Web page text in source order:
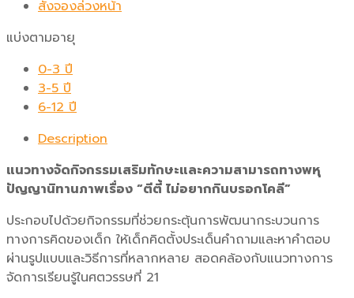
สั่งจองล่วงหน้า
แบ่งตามอายุ
0-3 ปี
3-5 ปี
6-12 ปี
Description
แนวทางจัดกิจกรรมเสริมทักษะและความสามารถทางพหุ
ปัญญานิทานภาพเรื่อง “ตีตี้ ไม่อยากกินบรอกโคลี”
ประกอบไปด้วยกิจกรรมที่ช่วยกระตุ้นการพัฒนากระบวนการ
ทางการคิดของเด็ก ให้เด็กคิดตั้งประเด็นคำถามและหาคำตอบ
ผ่านรูปแบบและวิธีการที่หลากหลาย สอดคล้องกับแนวทางการ
จัดการเรียนรู้ในศตวรรษที่ 21